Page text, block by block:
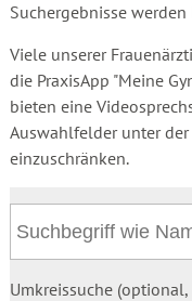
Suchergebnisse
Viele unserer
die PraxisApp "Meine
bieten eine
Auswahlfelder unter
einzuschränken.
Umkreissuche